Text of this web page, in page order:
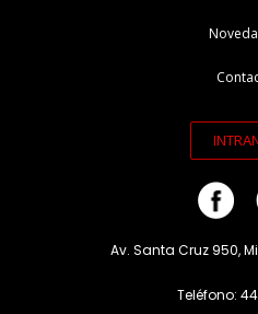
Av. Santa Cruz 950,
Teléfono: